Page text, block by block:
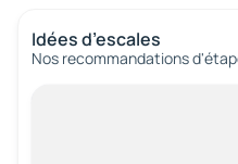
Idées d’escales
Nos recommandations